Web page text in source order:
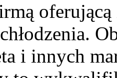
i innych